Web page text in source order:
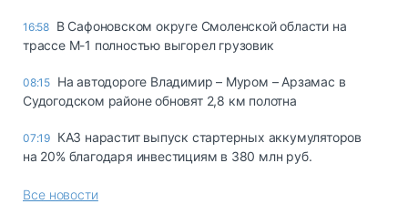
16:58 В Сафоновском округе Смоленской области на
трассе М-1 полностью выгорел грузовик
08:15 На автодороге Владимир – Муром – Арзамас в
Судогодском районе обновят 2,8 км полотна
07:19 КАЗ нарастит выпуск стартерных аккумуляторов
на 20% благодаря инвестициям в 380 млн руб.
Все новости